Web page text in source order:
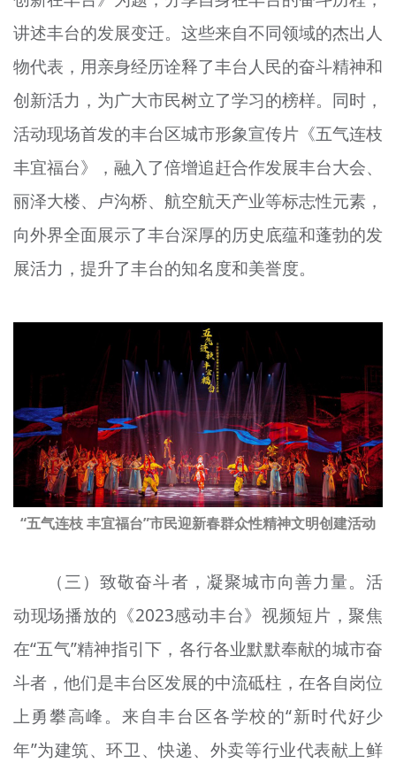
讲述丰台的发展变迁。这些来自不同领域的杰出人
物代表，用亲身经历诠释了丰台人民的奋斗精神和
创新活力，为广大市民树立了学习的榜样。同时，
活动现场首发的丰台区城市形象宣传片《五气连枝
丰宜福台》，融入了倍增追赶合作发展丰台大会、
丽泽大楼、卢沟桥、航空航天产业等标志性元素，
向外界全面展示了丰台深厚的历史底蕴和蓬勃的发
展活力，提升了丰台的知名度和美誉度。
“五气连枝 丰宜福台”市民迎新春群众性精神文明创建活动
（三）致敬奋斗者，凝聚城市向善力量。活
动现场播放的《2023感动丰台》视频短片，聚焦
在“五气”精神指引下，各行各业默默奉献的城市奋
斗者，他们是丰台区发展的中流砥柱，在各自岗位
上勇攀高峰。来自丰台区各学校的“新时代好少
年”为建筑、环卫、快递、外卖等行业代表献上鲜